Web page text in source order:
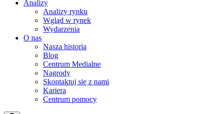
Analizy
Analizy rynku
Wgląd w rynek
Wydarzenia
O nas
Nasza historia
Blog
Centrum Medialne
Nagrody
Skontaktuj się z nami
Kariera
Centrum pomocy